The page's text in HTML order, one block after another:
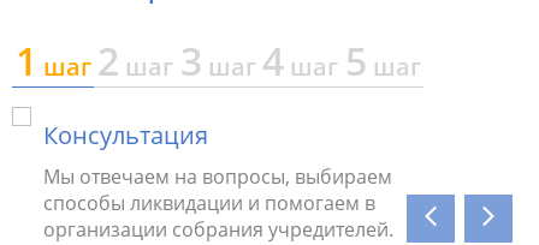
1 шаг 2 шаг 3 шаг 4 шаг 5 шаг
Консультация
Мы отвечаем на вопросы, выбираем
способы ликвидации и помогаем в
организации собрания учредителей.